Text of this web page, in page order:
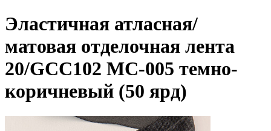
Эластичная атласная/
матовая отделочная лента
20/GCC102 MC-005 темно-
коричневый (50 ярд)